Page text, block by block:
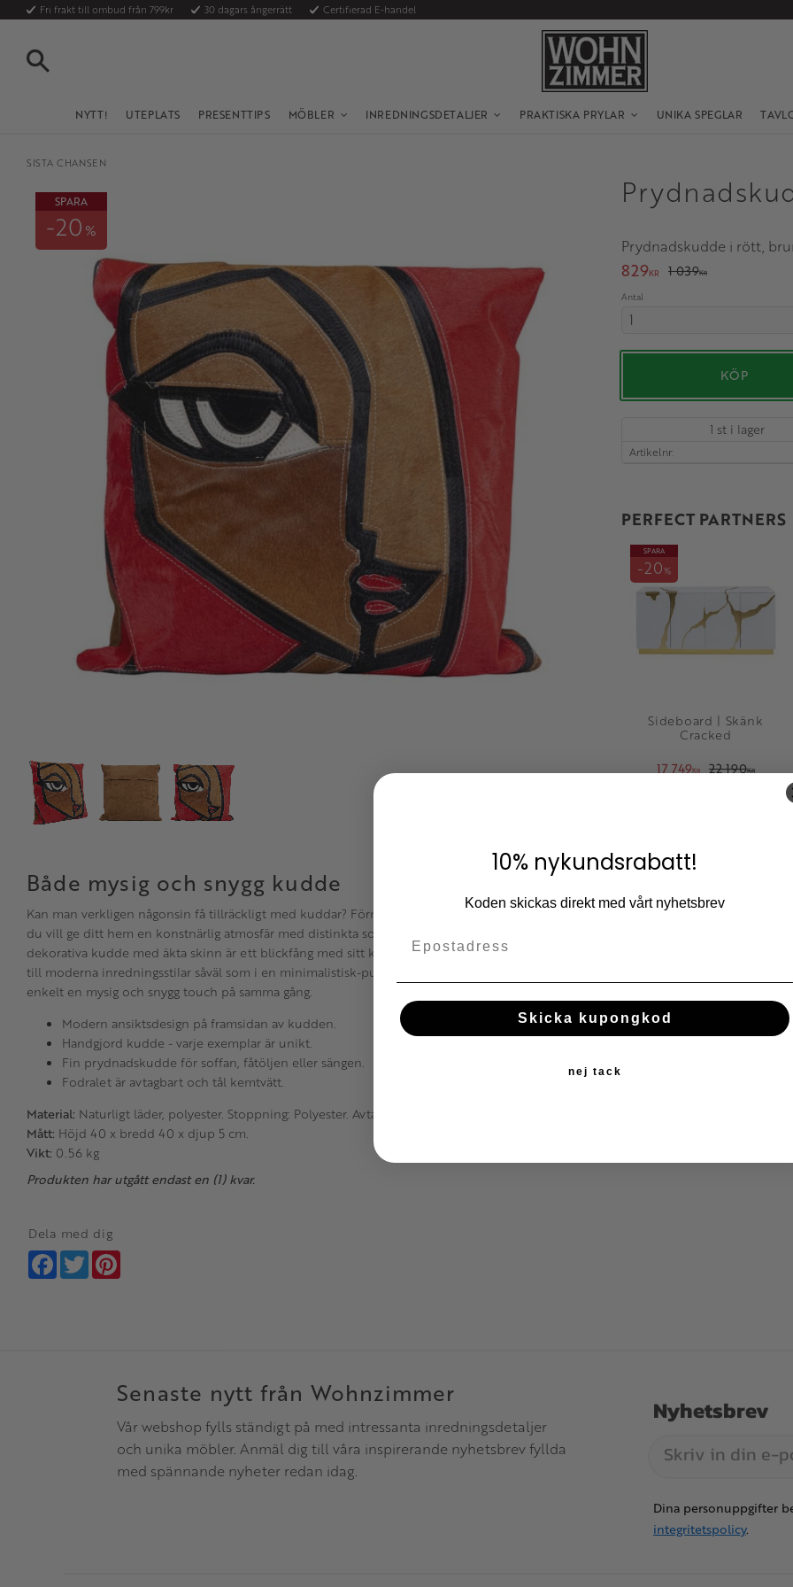
Fri frakt till ombud från 799kr 30 dagars ångerrätt Certifierad E-handel
NYTT! UTEPLATS PRESENTTIPS MÖBLER INREDNINGSDETALJER PRAKTISKA PRYLAR UNIKA SPEGLAR
SISTA CHANSEN
Prydnadskudde i rött,
SPARA
20 %
Nedsatt pris:
829KR Ordinarie pris:
1 039KR
Antal
KÖP
1 st i lager
Artikelnr
PERFECT PARTNERS
Sideboard | Skänk
Cracked
17 749KR 22 190KR
SPARA
20%
Lägg till i
Både mysig och snygg kudde
Kan man verkligen någonsin få tillräckligt med kuddar? Förmodligen inte! ...och absolut inte om
du vill ge ditt hem en konstnärlig atmosfär med distinkta soffkuddar. Denna handgjorda
dekorativa kudde med äkta skinn är ett blickfång med sitt kubistiska motiv. Den passar perfekt
till moderna inredningsstilar såväl som i en minimalistisk-puristisk inredning som fokus. Helt
enkelt en mysig och snygg touch på samma gång.
Modern ansiktsdesign på framsidan av kudden.
Handgjord kudde - varje exemplar är unikt.
Fin prydnadskudde för soffan, fåtöljen eller sängen.
Fodralet är avtagbart och tål kemtvätt.
Material: Naturligt läder, polyester. Stoppning: Polyester. Avtagbart överdrag med dragkedja.
Mått: Höjd 40 x bredd 40 x djup 5 cm.
Vikt: 0.56 kg
Produkten har utgått endast en (1) kvar.
Dela med dig
Facebook
Twitter
Senaste nytt från Wohnzimmer
Vår webshop fylls ständigt på med intressanta inredningsdetaljer
och unika möbler. Anmäl dig till våra inspirerande nyhetsbrev fyllda
med spännande nyheter redan idag.
Nyhetsbrev
Dina personuppgifter
integritetspolicy.
10% nykundsrabatt!
Koden skickas direkt med vårt nyhetsbrev
Skicka kupongkod
nej tack